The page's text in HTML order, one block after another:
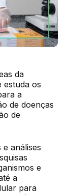
da
estuda os
a
de doenças
de
análises
e
a
para